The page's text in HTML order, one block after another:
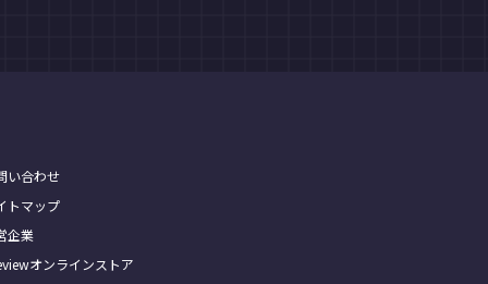
い合わせ
トマップ
企業
オンラインストア